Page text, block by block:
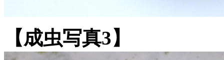
【成虫写真3】